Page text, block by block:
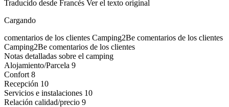
Traducido desde Francés Ver el texto original
Cargando
comentarios de los clientes Camping2Be comentarios de los clientes
Camping2Be comentarios de los clientes
Notas detalladas sobre el camping
Alojamiento/Parcela 9
Confort 8
Recepción 10
Servicios e instalaciones 10
Relación calidad/precio 9